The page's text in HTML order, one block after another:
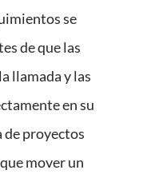
se
de que las
llamada y las
en su
proyectos
mover un